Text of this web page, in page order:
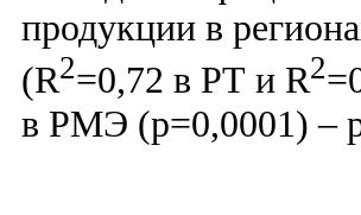
продукции в
(R2=0,72 в РТ и R2
в РМЭ (p=0,0001) –